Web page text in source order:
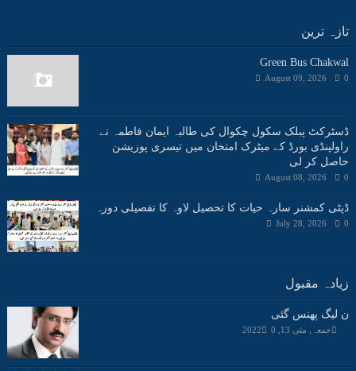
تازہ ترین
Green Bus Chakwal
August 09, 2026 0
ڈسٹرکٹ پبلک سکول چکوال کی طالبہ ایمان فاطمہ نے
راولپنڈی بورڈ کے میٹرک امتحان میں تیسری پوزیشن
حاصل کر لی
August 08, 2026 0
ڈپٹی کمشنر سارہ حیات کا تحصیل لاوہ کا تفصیلی دورہ
July 28, 2026 0
زیادہ مقبول
ن لیگ پھنس گئی
جمعہ, مئی 13, 2022 0